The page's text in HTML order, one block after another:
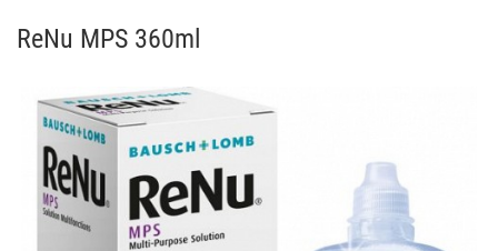
ReNu MPS 360ml